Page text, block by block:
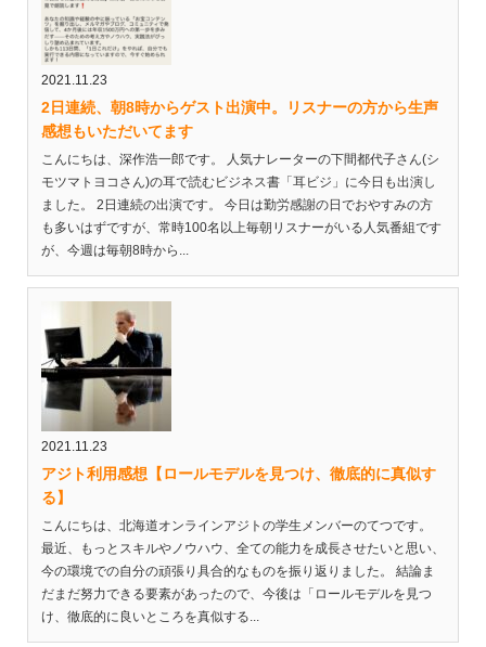
2021.11.23
2日連続、朝8時からゲスト出演中。リスナーの方から生声
感想もいただいてます
こんにちは、深作浩一郎です。 人気ナレーターの下間都代子さん(シ
モツマトヨコさん)の耳で読むビジネス書「耳ビジ」に今日も出演し
ました。 2日連続の出演です。 今日は勤労感謝の日でおやすみの方
も多いはずですが、常時100名以上毎朝リスナーがいる人気番組です
が、今週は毎朝8時から...
2021.11.23
アジト利用感想【ロールモデルを見つけ、徹底的に真似す
る】
こんにちは、北海道オンラインアジトの学生メンバーのてつです。
最近、もっとスキルやノウハウ、全ての能力を成長させたいと思い、
今の環境での自分の頑張り具合的なものを振り返りました。 結論ま
だまだ努力できる要素があったので、今後は「ロールモデルを見つ
け、徹底的に良いところを真似する...